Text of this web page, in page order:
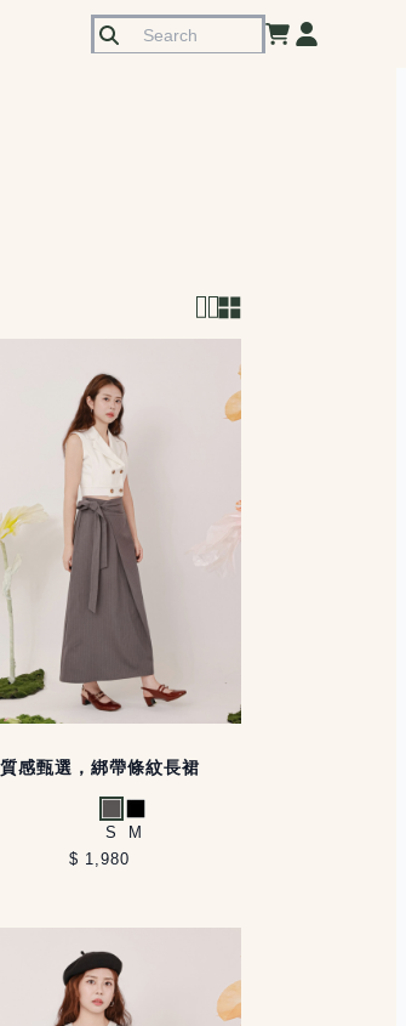
質感甄選，綁帶條紋長裙
灰 黑
S
M
$ 1,980